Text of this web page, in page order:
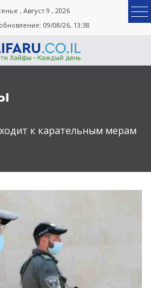
, Август 9 , 2026
09/08/26, 13:38
к карательным мерам